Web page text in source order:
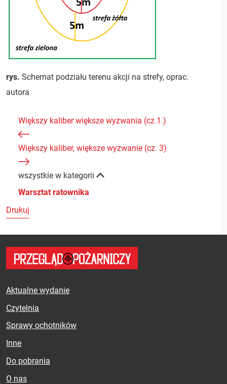
rys. Schemat podziału terenu akcji na strefy, oprac.
autora
Większy kaliber większe wyzwania (cz.1.)
wszystkie w kategorii
Warsztat ratownika
Większy kaliber, większe wyzwanie (cz. 3)
Drukuj
Aktualne wydanie
Czytelnia
Sprawy ochotników
Inne
Do pobrania
O nas